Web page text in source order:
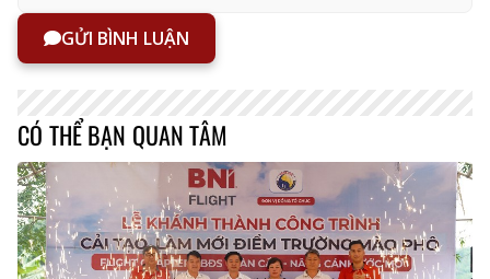
GỬI BÌNH LUẬN
CÓ THỂ BẠN QUAN TÂM